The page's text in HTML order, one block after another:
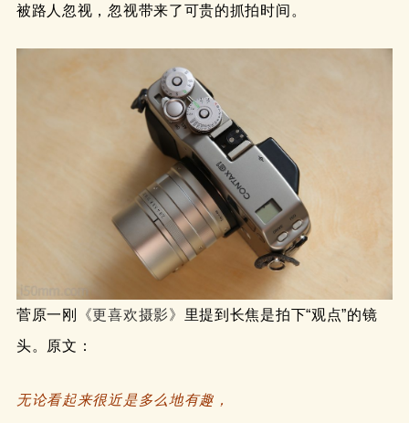
被路人忽视，忽视带来了可贵的抓拍时间。
菅原一刚 《更喜欢摄影》 里提到长焦是拍下“观点”的镜
头。原文：
无论看起来很近是多么地有趣，